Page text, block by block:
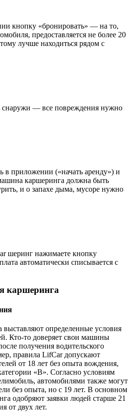
кнопку «бронировать» — на то,
предоставляется не более 20
лучше находиться рядом с
снаружи — все повреждения нужно
в приложении («начать аренду») и
каршеринга должна быть
и о запахе дыма, мусоре нужно
шеринг нажимаете кнопку
автоматически списывается с
каршеринга
определенные условия
Кто-то доверяет свои машины
получения водительского
правила LifCar допускают
от 18 лет без опыта вождения,
«В». Согласно условиям
автомобилями также могут
без опыта, но с 19 лет. В основном
одобряют заявки людей старше 21
от двух лет.